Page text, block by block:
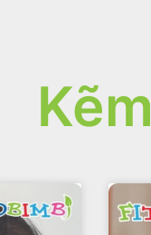
Kẽm